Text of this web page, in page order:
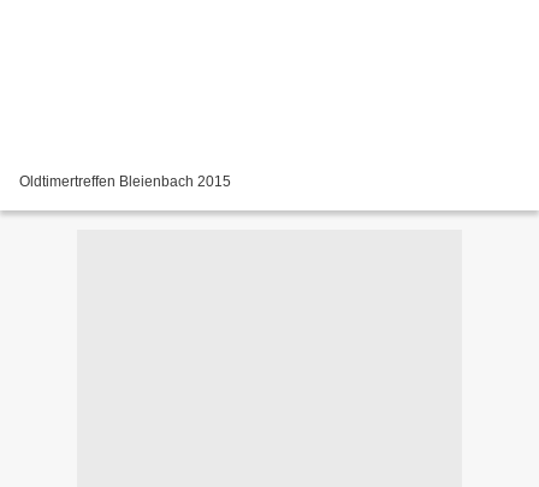
Oldtimertreffen Bleienbach 2015